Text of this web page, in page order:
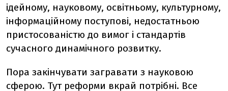
ідейному, науковому, освітньому, культурному,
інформаційному поступові, недостатньою
пристосованістю до вимог і стандартів
сучасного динамічного розвитку.
Пора закінчувати загравати з науковою
сферою. Тут реформи вкрай потрібні. Все